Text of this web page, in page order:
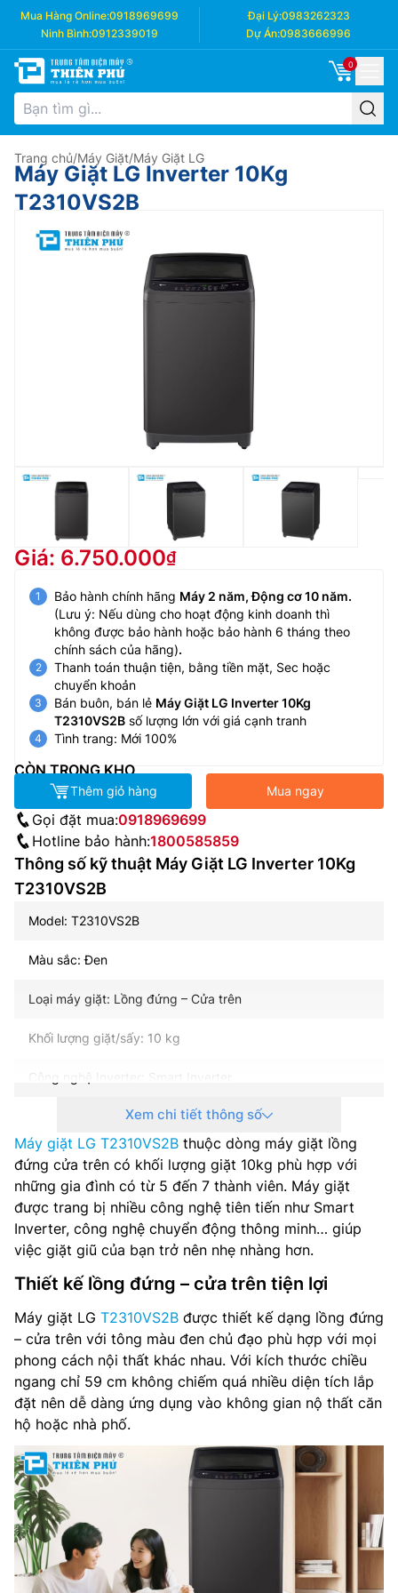
Mua Hàng Online:0918969699 Đại Lý:0983262323
Ninh Bình:0912339019 Dự Án:0983666996
0
Trang chủ/Máy Giặt/Máy Giặt LG
Máy Giặt LG Inverter 10Kg
T2310VS2B
Giá: 6.750.000
Bảo hành chính hãng Máy 2 năm, Động cơ 10 năm.
(Lưu ý: Nếu dùng cho hoạt động kinh doanh thì
không được bảo hành hoặc bảo hành 6 tháng theo
chính sách của hãng).
Thanh toán thuận tiện, bằng tiền mặt, Sec hoặc
chuyển khoản
Bán buôn, bán lẻ Máy Giặt LG Inverter 10Kg
T2310VS2B số lượng lớn với giá cạnh tranh
Tình trang: Mới 100%
CÒN TRONG KHO
Thêm giỏ hàng Mua ngay
Gọi đặt mua:0918969699
Hotline bảo hành:1800585859
Thông số kỹ thuật Máy Giặt LG Inverter 10Kg
T2310VS2B
Model: T2310VS2B
Màu sắc: Đen
Loại máy giặt: Lồng đứng – Cửa trên
Khối lượng giặt/sấy: 10 kg
Công nghệ Inverter: Smart Inverter
Tốc độ quay vắt: Tối đa – vòng/phút
Hiệu suất sử dụng điện: 7.4 Wh/kg
Động cơ dẫn động: Truyền động gián tiếp (dây Curoa)
Cách điều khiển: Song ngữ Anh – Việt nút nhấn có màn
hình hiển thị
Chất liệu lồng giặt: Thép không gỉ
Nguồn điện: 220-240V/50Hz
Kích thước đóng gói (RxSxC): – mm
Trọng lượng đóng gói: – kg
Kích thước máy(RxSxC): 590 x 610 x 965 mm
Trọng lượng máy: 38 kg
Nhà sản xuất: LG
Sản xuất tại: Việt Nam
Xem chi tiết thông số
Máy giặt LG T2310VS2B thuộc dòng máy giặt lồng
đứng cửa trên có khối lượng giặt 10kg phù hợp với
những gia đình có từ 5 đến 7 thành viên. Máy giặt
được trang bị nhiều công nghệ tiên tiến như Smart
Inverter, công nghệ chuyển động thông minh… giúp
việc giặt giũ của bạn trở nên nhẹ nhàng hơn.
Thiết kế lồng đứng – cửa trên tiện lợi
Máy giặt LG T2310VS2B được thiết kế dạng lồng đứng
– cửa trên với tông màu đen chủ đạo phù hợp với mọi
phong cách nội thất khác nhau. Với kích thước chiều
ngang chỉ 59 cm không chiếm quá nhiều diện tích lắp
đặt nên dễ dàng ứng dụng vào không gian nộ thất căn
hộ hoặc nhà phố.